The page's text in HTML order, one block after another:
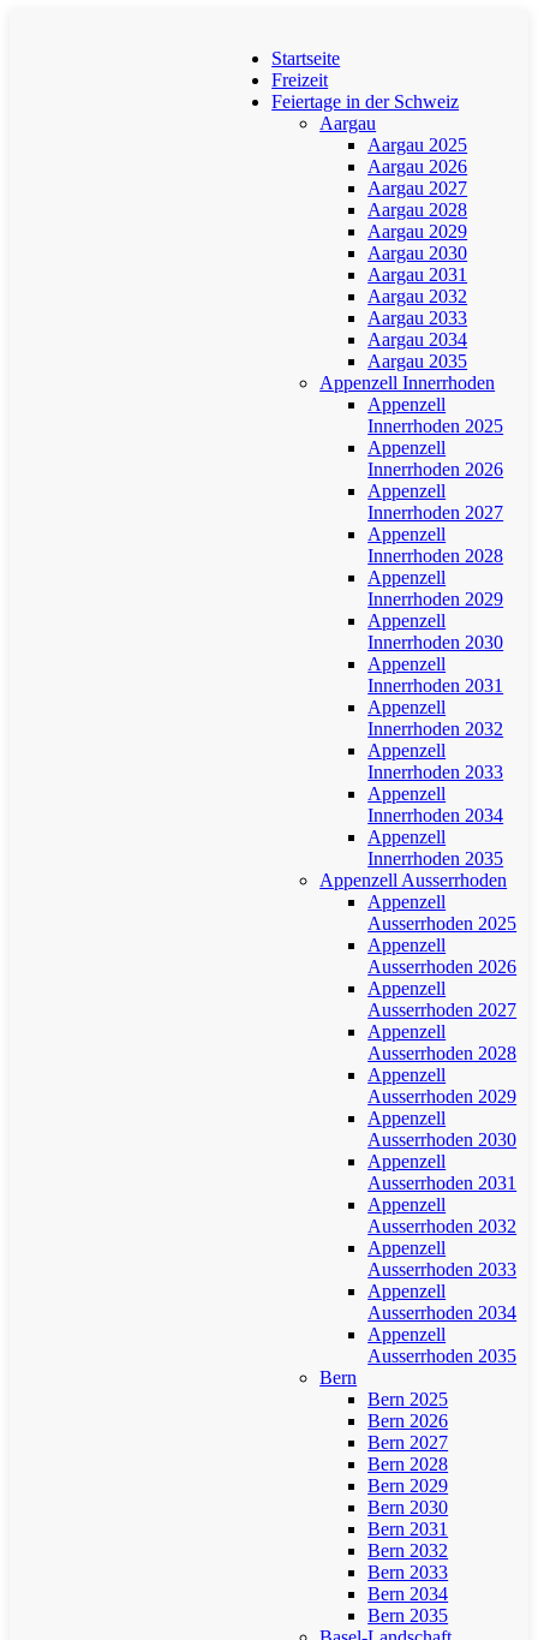
Startseite
Freizeit
Feiertage in der Schweiz
Aargau
Aargau 2025
Aargau 2026
Aargau 2027
Aargau 2028
Aargau 2029
Aargau 2030
Aargau 2031
Aargau 2032
Aargau 2033
Aargau 2034
Aargau 2035
Appenzell Innerrhoden
Appenzell
Innerrhoden 2025
Appenzell
Innerrhoden 2026
Appenzell
Innerrhoden 2027
Appenzell
Innerrhoden 2028
Appenzell
Innerrhoden 2029
Appenzell
Innerrhoden 2030
Appenzell
Innerrhoden 2031
Appenzell
Innerrhoden 2032
Appenzell
Innerrhoden 2033
Appenzell
Innerrhoden 2034
Appenzell
Innerrhoden 2035
Appenzell Ausserrhoden
Appenzell
Ausserrhoden 2025
Appenzell
Ausserrhoden 2026
Appenzell
Ausserrhoden 2027
Appenzell
Ausserrhoden 2028
Appenzell
Ausserrhoden 2029
Appenzell
Ausserrhoden 2030
Appenzell
Ausserrhoden 2031
Appenzell
Ausserrhoden 2032
Appenzell
Ausserrhoden 2033
Appenzell
Ausserrhoden 2034
Appenzell
Ausserrhoden 2035
Bern
Bern 2025
Bern 2026
Bern 2027
Bern 2028
Bern 2029
Bern 2030
Bern 2031
Bern 2032
Bern 2033
Bern 2034
Bern 2035